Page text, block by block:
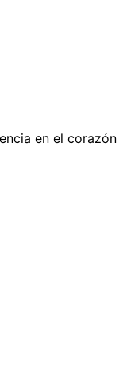
en el corazón